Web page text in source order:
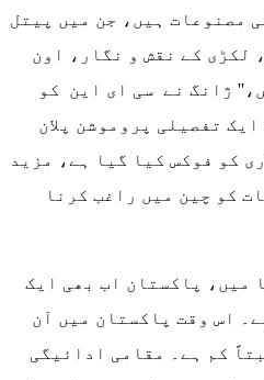
مصنوعات ہیں، جن میں پیتل
لکڑی کے نقش و نگار، اون
ژانگ نے سی ای این کو
تفصیلی پروموشن پلان
کو فوکس کیا گیا ہے، مزید
کو چین میں راغب کرنا
میں، پاکستان اب بھی ایک
اس وقت پاکستان میں آن
کم ہے۔ مقامی ادائیگی